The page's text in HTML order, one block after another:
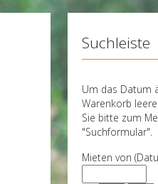
Suchleiste
Um das Datum
Warenkorb
Sie bitte zum
"Suchformular".
Mieten von